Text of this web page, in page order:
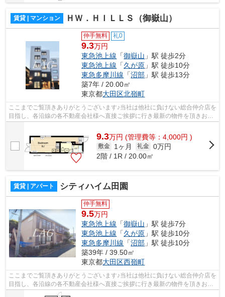
賃貸 | マンション ＨＷ．ＨＩＬＬＳ（御嶽山）
仲手無料 礼0
9.3万円
東急池上線 「御嶽山 」駅 徒歩2分
東急池上線 「久が原 」駅 徒歩10分
東急多摩川線 「沼部 」駅 徒歩13分
築7年 / 20.00㎡
東京都大田区北嶺町
ここまでご覧頂きありがとうございます♪当社は他社に負けない総合仲介店を
目指し、各沿線の各不動産会社様へ直接ご挨拶に行き最新の物件を頂きお客
9.3万円 (管理費等：4,000円 )
敷金 1ヶ月 礼金 0万円
2階 / 1R / 20.00㎡
賃貸 | アパート シティハイム田園
仲手無料
9.5万円
東急池上線 「御嶽山 」駅 徒歩7分
東急池上線 「久が原 」駅 徒歩10分
東急多摩川線 「沼部 」駅 徒歩10分
築39年 / 39.50㎡
東京都大田区西嶺町
ここまでご覧頂きありがとうございます♪当社は他社に負けない総合仲介店を
目指し、各沿線の各不動産会社様へ直接ご挨拶に行き最新の物件を頂きお客
様へ提供しております！最新の情報は...